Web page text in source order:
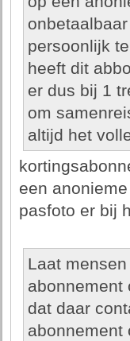
persoonlijk
heeft dit
er dus bij 1
om
altijd het
een
pasfoto er bij
Laat
abonnement
dat daar
abonnement